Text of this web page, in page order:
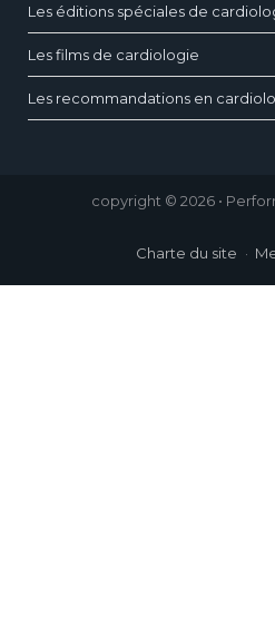
Les éditions spéciales de
Les films de cardiologie
Les recommandations en
copyright © 2026 •
Charte du site